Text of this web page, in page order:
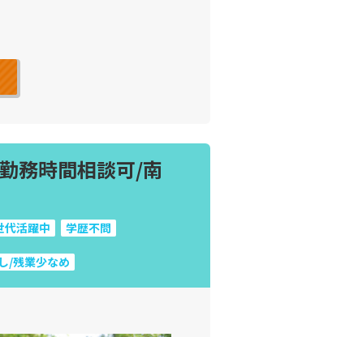
務時間相談可/南
代活躍中 学歴不問
/残業少なめ